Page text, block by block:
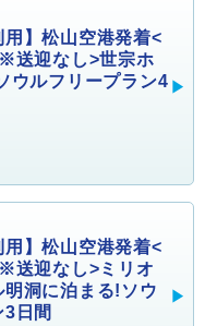
用】松山空港発着<
送迎なし>世宗ホ
ウルフリープラン4
用】松山空港発着<
送迎なし>ミリオ
明洞に泊まる!ソウ
日間